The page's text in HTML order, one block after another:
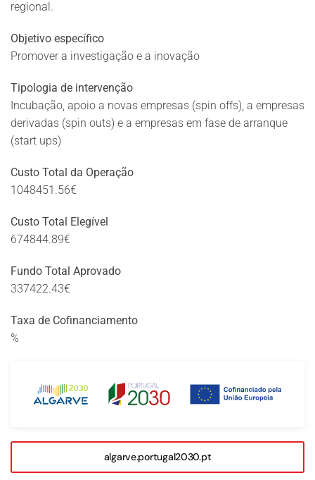
regional.
Objetivo específico
Promover a investigação e a inovação
Tipologia de intervenção
Incubação, apoio a novas empresas (spin offs), a empresas
derivadas (spin outs) e a empresas em fase de arranque
(start ups)
Custo Total da Operação
1048451.56€
Custo Total Elegível
674844.89€
Fundo Total Aprovado
337422.43€
Taxa de Cofinanciamento
%
algarve.portugal2030.pt